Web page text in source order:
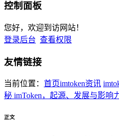
控制面板
您好，欢迎到访网站！
登录后台 查看权限
友情链接
当前位置： 首页imtoken资讯
秘 imToken，起源、发展与影响
正文